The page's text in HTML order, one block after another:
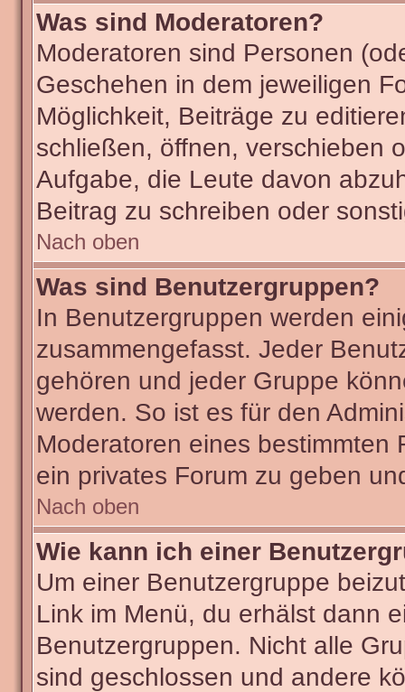
Was sind Moderatoren?
Moderatoren sind Personen
Geschehen in dem jeweiligen
Möglichkeit, Beiträge zu
schließen, öffnen, verschieben
Aufgabe, die Leute davon
Beitrag zu schreiben oder
Nach oben
Was sind Benutzergruppen?
In Benutzergruppen werden
zusammengefasst. Jeder
gehören und jeder Gruppe
werden. So ist es für den
Moderatoren eines bestimmten
ein privates Forum zu geben
Nach oben
Wie kann ich einer
Um einer Benutzergruppe
Link im Menü, du erhälst dann
Benutzergruppen. Nicht alle
sind geschlossen und andere